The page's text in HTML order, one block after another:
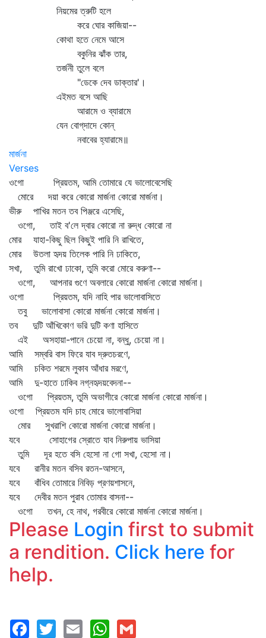
নিয়মের ত্রুটি হলে
করে ঘোর কাজিয়া--
কোথা হতে নেমে আসে
বকুনির ঝাঁক তার,
তর্জনী তুলে বলে
"ডেকে দেব ডাক্তার'।
এইমত বসে আছি
আরামে ও ব্যারামে
যেন বোগ্‌দাদে কোন্‌
নবাবের হ্যারামে॥
মার্জনা
Verses
ওগো প্রিয়তম, আমি তোমারে যে ভালোবেসেছি
মোরে দয়া করে কোরো মার্জনা কোরো মার্জনা।
ভীরু পাখির মতন তব পিঞ্জরে এসেছি,
ওগো, তাই ব'লে দ্বার কোরো না রুদ্ধ কোরো না
মোর যাহা-কিছু ছিল কিছুই পারি নি রাখিতে,
মোর উতলা হৃদয় তিলেক পারি নি ঢাকিতে,
সখা, তুমি রাখো ঢাকো, তুমি করো মোরে করুণা--
ওগো, আপনার গুণে অবলারে কোরো মার্জনা কোরো মার্জনা।
ওগো প্রিয়তম, যদি নাহি পার ভালোবাসিতে
তবু ভালোবাসা কোরো মার্জনা কোরো মার্জনা।
তব দুটি আঁখিকোণ ভরি দুটি কণা হাসিতে
এই অসহায়া-পানে চেয়ো না, বন্ধু, চেয়ো না।
আমি সম্বরি বাস ফিরে যাব দ্রুতচরণে,
আমি চকিত শরমে লুকাব আঁধার মরণে,
আমি দু-হাতে ঢাকিব নগ্নহৃদয়বেদনা--
ওগো প্রিয়তম, তুমি অভাগীরে কোরো মার্জনা কোরো মার্জনা।
ওগো প্রিয়তম যদি চাহ মোরে ভালোবাসিয়া
মোর সুখরাশি কোরো মার্জনা কোরো মার্জনা।
যবে সোহাগের স্রোতে যাব নিরুপায় ভাসিয়া
তুমি দূর হতে বসি হেসো না গো সখা, হেসো না।
যবে রানীর মতন বসিব রতন-আসনে,
যবে বাঁধিব তোমারে নিবিড় প্রণয়শাসনে,
যবে দেবীর মতন পুরাব তোমার বাসনা--
ওগো তখন, হে নাথ, গরবীরে কোরো মার্জনা কোরো মার্জনা।
Please Login first to submit
a rendition. Click here for
help.